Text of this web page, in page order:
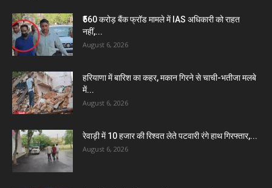
₹560 करोड़ बैंक फ्रॉड मामले में IAS अधिकारी को राहत
नहीं,...
August 6, 2026
हरियाणा में बारिश का कहर, मकान गिरने से चाची-भतीजा मलबे
में...
August 6, 2026
रेवाड़ी में 10 हजार की रिश्वत लेते पटवारी रंगे हाथ गिरफ्तार,...
August 6, 2026